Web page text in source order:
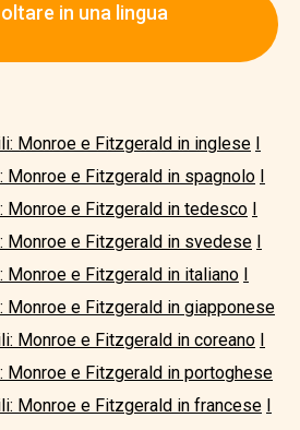
in una lingua
Monroe e Fitzgerald in inglese I
Monroe e Fitzgerald in spagnolo I
Monroe e Fitzgerald in tedesco I
Monroe e Fitzgerald in svedese I
Monroe e Fitzgerald in italiano I
Monroe e Fitzgerald in giapponese
Monroe e Fitzgerald in coreano I
Monroe e Fitzgerald in portoghese
Monroe e Fitzgerald in francese I